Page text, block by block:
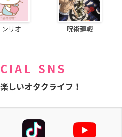
リオ 呪術廻戦
SNS
しいオタクライフ！